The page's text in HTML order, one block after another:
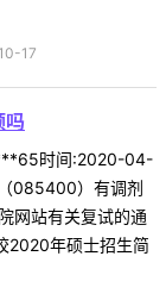
17
吗
时间:2020-04-
085400）有调剂
网站有关复试的通
2020年硕士招生简